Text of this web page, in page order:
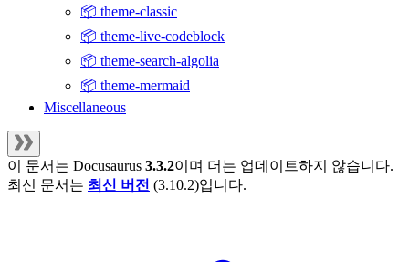
📦 theme-classic
📦 theme-live-codeblock
📦 theme-search-algolia
📦 theme-mermaid
Miscellaneous
이 문서는 Docusaurus 3.3.2이며 더는 업데이트하지 않습니다.
최신 문서는 최신 버전 (3.10.2)입니다.